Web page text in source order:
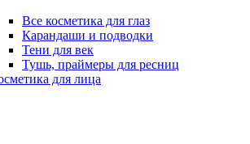
Все косметика для глаз
Карандаши и подводки
Тени для век
Тушь, праймеры для ресниц
для лица